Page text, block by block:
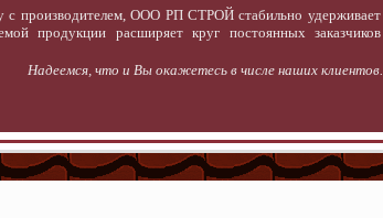
с производителем, ООО РП СТРОЙ стабильно
продукции расширяет круг постоянных
Надеемся, что и Вы окажетесь в числе наших клиентов.